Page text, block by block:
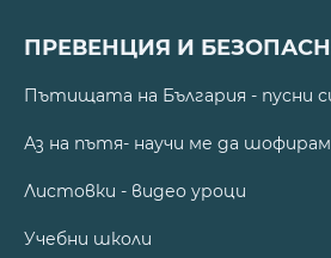
ПРЕВЕНЦИЯ И
Пътищата на България - пусни
Аз на пътя- научи ме да шофирам
Листовки - видео уроци
Учебни школи